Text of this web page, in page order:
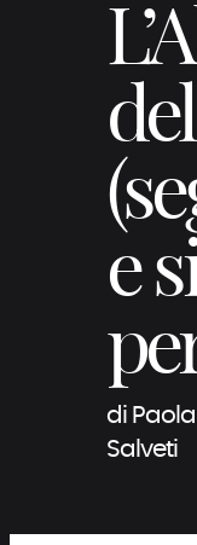
e
di Paola
Salveti